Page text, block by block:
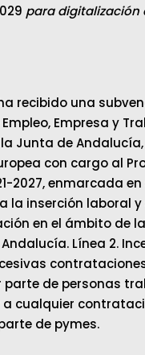
para digitalización
ha recibido una
Empresa y
Junta de
con cargo al
2027, enmarcada
la inserción laboral
en el ámbito de
Línea 2.
parte de personas
cualquier
de pymes.